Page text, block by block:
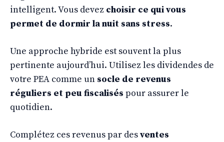
intelligent. Vous devez choisir ce qui vous
permet de dormir la nuit sans stress.
Une approche hybride est souvent la plus
pertinente aujourd’hui. Utilisez les dividendes de
votre PEA comme un socle de revenus
réguliers et peu fiscalisés pour assurer le
quotidien.
Complétez ces revenus par desventes